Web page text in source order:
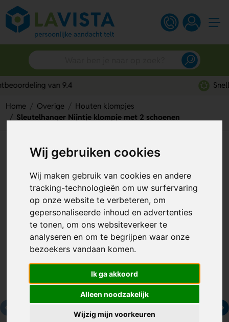
Wij gebruiken cookies
Wij maken gebruik van cookies en andere
tracking-technologieën om uw surfervaring
op onze website te verbeteren, om
gepersonaliseerde inhoud en advertenties
te tonen, om ons websiteverkeer te
analyseren en om te begrijpen waar onze
bezoekers vandaan komen.
Ik ga akkoord
Alleen noodzakelijk
Wijzig mijn voorkeuren
Home Overige
Houten klompjes
Sleutelhanger Nijntje klompje met 2 schoenen
Sleutelhanger Nijntje klompje
met 2 schoenen
Artikelnummer:208779